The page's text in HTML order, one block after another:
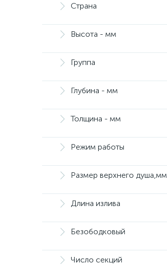
Страна
Высота - мм
Группа
Глубина - мм
Толщина - мм
Режим работы
Размер верхнего душа,мм
Длина излива
Безободковый
Число секций